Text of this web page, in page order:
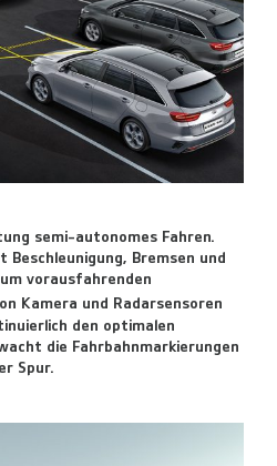
semi-autonomes Fahren.
Bremsen und
vorausfahrenden
Kamera und Radarsensoren
den optimalen
die Fahrbahnmarkierungen
Spur.